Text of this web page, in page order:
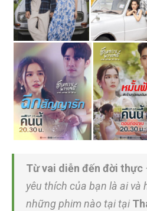
Từ vai diễn đến đời thực
yêu thích của bạn là ai và
những phim nào tại tại